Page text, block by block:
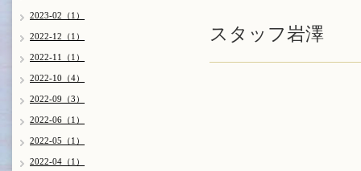
スタッフ岩澤
2023-02（1）
2022-12（1）
2022-11（1）
2022-10（4）
2022-09（3）
2022-06（1）
2022-05（1）
2022-04（1）